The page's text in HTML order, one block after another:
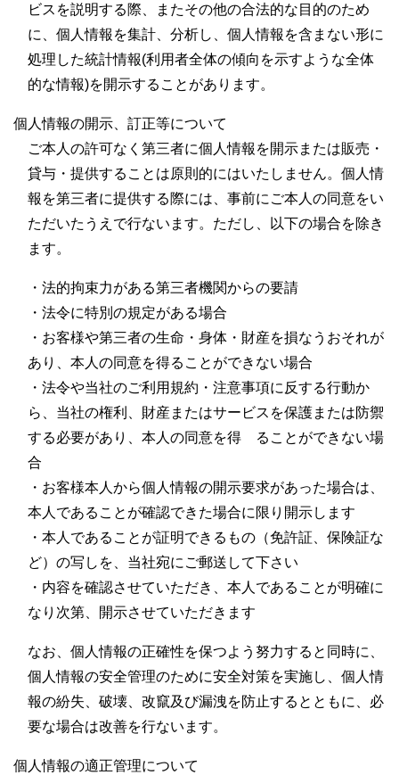
ビスを説明する際、またその他の合法的な目的のため
に、個人情報を集計、分析し、個人情報を含まない形に
処理した統計情報(利用者全体の傾向を示すような全体
的な情報)を開示することがあります。
個人情報の開示、訂正等について
ご本人の許可なく第三者に個人情報を開示または販売・
貸与・提供することは原則的にはいたしません。個人情
報を第三者に提供する際には、事前にご本人の同意をい
ただいたうえで行ないます。ただし、以下の場合を除き
ます。
・法的拘束力がある第三者機関からの要請
・法令に特別の規定がある場合
・お客様や第三者の生命・身体・財産を損なうおそれが
あり、本人の同意を得ることができない場合
・法令や当社のご利用規約・注意事項に反する行動か
ら、当社の権利、財産またはサービスを保護または防禦
する必要があり、本人の同意を得 ることができない場
合
・お客様本人から個人情報の開示要求があった場合は、
本人であることが確認できた場合に限り開示します
・本人であることが証明できるもの（免許証、保険証な
ど）の写しを、当社宛にご郵送して下さい
・内容を確認させていただき、本人であることが明確に
なり次第、開示させていただきます
なお、個人情報の正確性を保つよう努力すると同時に、
個人情報の安全管理のために安全対策を実施し、個人情
報の紛失、破壊、改竄及び漏洩を防止するとともに、必
要な場合は改善を行ないます。
個人情報の適正管理について